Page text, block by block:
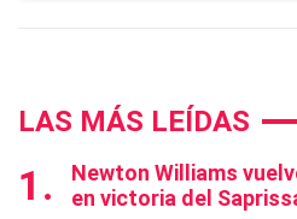
LAS MÁS LEÍDAS
Newton Williams
en victoria del